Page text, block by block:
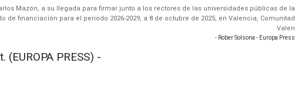
Mazón, a su llegada para firmar junto a los rectores de las universidades públicas de la
de financiación para el periodo 2026-2029, a 8 de octubre de 2025, en Valencia, Comunitad
Valen
- Rober Solsona - Europa Press
(EUROPA PRESS) -